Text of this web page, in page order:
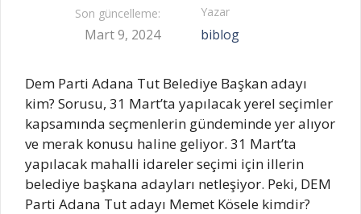
Son güncelleme:
Mart 9, 2024
Yazar
biblog
Dem Parti Adana Tut Belediye Başkan adayı
kim? Sorusu, 31 Mart’ta yapılacak yerel seçimler
kapsamında seçmenlerin gündeminde yer alıyor
ve merak konusu haline geliyor. 31 Mart’ta
yapılacak mahalli idareler seçimi için illerin
belediye başkana adayları netleşiyor. Peki, DEM
Parti Adana Tut adayı Memet Kösele kimdir?